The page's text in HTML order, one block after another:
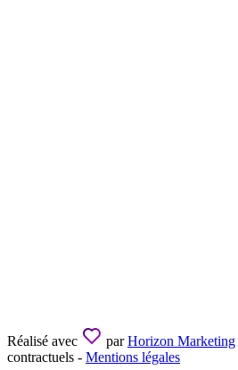
Réalisé avec parHorizon Marketing
contractuels - Mentions légales